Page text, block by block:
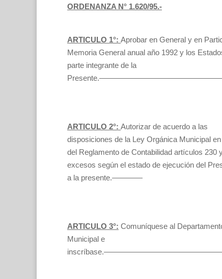
ORDENANZA N° 1.620/95.-
ARTICULO 1°: Aprobar en General y en
Memoria General anual año 1992 y los
parte integrante de la
ARTICULO 2°: Autorizar de acuerdo a las
disposiciones de la Ley Orgánica Municipal
del Reglamento de Contabilidad artículos 230
excesos según el estado de ejecución del
a la presente.————
ARTICULO 3°: Comuníquese al
Municipal e